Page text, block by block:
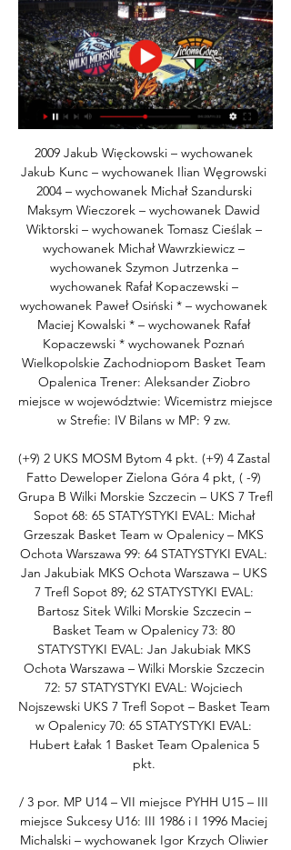
2009 Jakub Więckowski – wychowanek
Jakub Kunc – wychowanek Ilian Węgrowski
2004 – wychowanek Michał Szandurski
Maksym Wieczorek – wychowanek Dawid
Wiktorski – wychowanek Tomasz Cieślak –
wychowanek Michał Wawrzkiewicz –
wychowanek Szymon Jutrzenka –
wychowanek Rafał Kopaczewski –
wychowanek Paweł Osiński * – wychowanek
Maciej Kowalski * – wychowanek Rafał
Kopaczewski * wychowanek Poznań
Wielkopolskie Zachodniopom Basket Team
Opalenica Trener: Aleksander Ziobro
miejsce w województwie: Wicemistrz miejsce
w Strefie: IV Bilans w MP: 9 zw.
(+9) 2 UKS MOSM Bytom 4 pkt. (+9) 4 Zastal
Fatto Deweloper Zielona Góra 4 pkt, ( -9)
Grupa B Wilki Morskie Szczecin – UKS 7 Trefl
Sopot 68: 65 STATYSTYKI EVAL: Michał
Grzeszak Basket Team w Opalenicy – MKS
Ochota Warszawa 99: 64 STATYSTYKI EVAL:
Jan Jakubiak MKS Ochota Warszawa – UKS
7 Trefl Sopot 89; 62 STATYSTYKI EVAL:
Bartosz Sitek Wilki Morskie Szczecin –
Basket Team w Opalenicy 73: 80
STATYSTYKI EVAL: Jan Jakubiak MKS
Ochota Warszawa – Wilki Morskie Szczecin
72: 57 STATYSTYKI EVAL: Wojciech
Nojszewski UKS 7 Trefl Sopot – Basket Team
w Opalenicy 70: 65 STATYSTYKI EVAL:
Hubert Łałak 1 Basket Team Opalenica 5
pkt.
/ 3 por. MP U14 – VII miejsce PYHH U15 – III
miejsce Sukcesy U16: III 1986 i I 1996 Maciej
Michalski – wychowanek Igor Krzych Oliwier